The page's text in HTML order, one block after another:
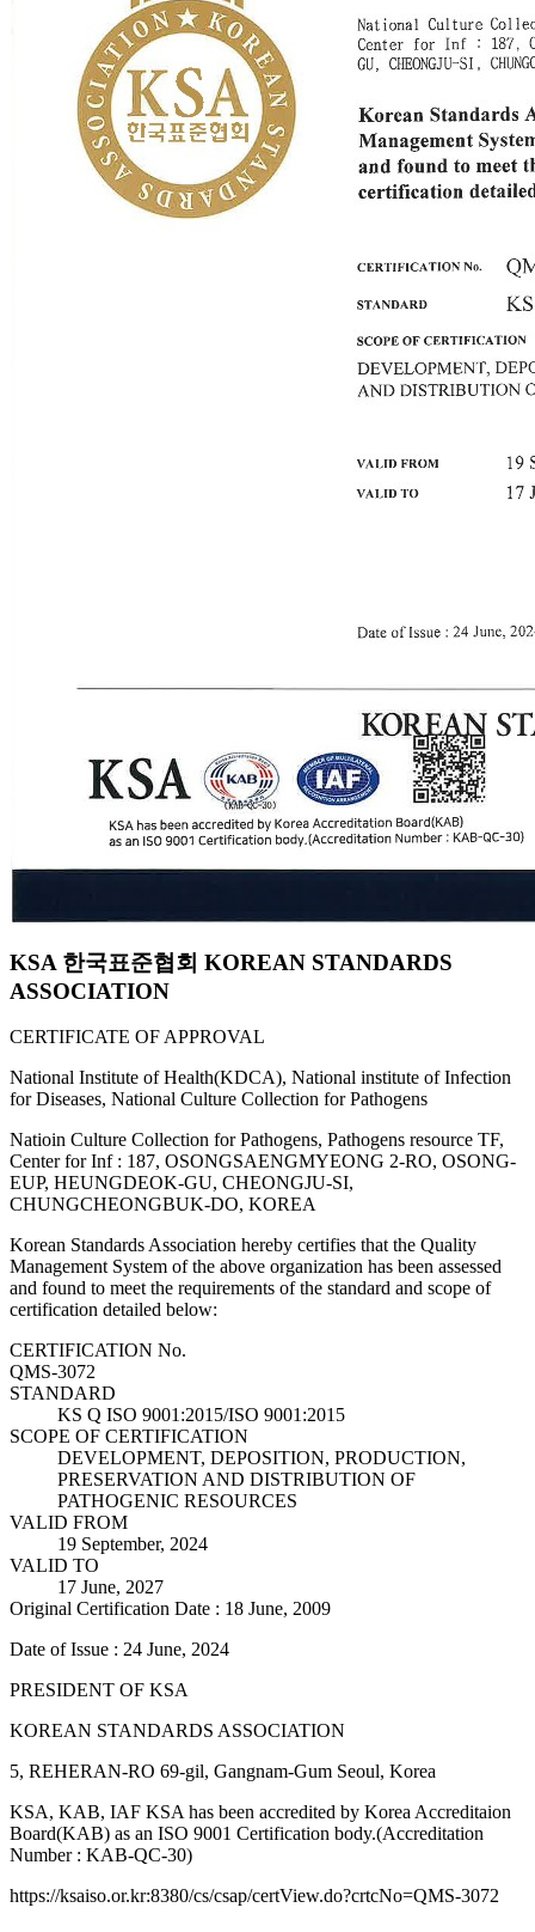
KSA 한국표준협회 KOREAN STANDARDS
ASSOCIATION
CERTIFICATE OF APPROVAL
National Institute of Health(KDCA), National institute of Infection
for Diseases, National Culture Collection for Pathogens
Natioin Culture Collection for Pathogens, Pathogens resource TF,
Center for Inf : 187, OSONGSAENGMYEONG 2-RO, OSONG-
EUP, HEUNGDEOK-GU, CHEONGJU-SI,
CHUNGCHEONGBUK-DO, KOREA
Korean Standards Association hereby certifies that the Quality
Management System of the above organization has been assessed
and found to meet the requirements of the standard and scope of
certification detailed below:
CERTIFICATION No.
QMS-3072
STANDARD
KS Q ISO 9001:2015/ISO 9001:2015
SCOPE OF CERTIFICATION
DEVELOPMENT, DEPOSITION, PRODUCTION,
PRESERVATION AND DISTRIBUTION OF
PATHOGENIC RESOURCES
VALID FROM
19 September, 2024
VALID TO
17 June, 2027
Original Certification Date : 18 June, 2009
Date of Issue : 24 June, 2024
PRESIDENT OF KSA
KOREAN STANDARDS ASSOCIATION
5, REHERAN-RO 69-gil, Gangnam-Gum Seoul, Korea
KSA, KAB, IAF KSA has been accredited by Korea Accreditaion
Board(KAB) as an ISO 9001 Certification body.(Accreditation
Number : KAB-QC-30)
https://ksaiso.or.kr:8380/cs/csap/certView.do?crtcNo=QMS-3072